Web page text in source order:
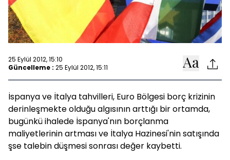
25 Eylül 2012, 15:10
Güncelleme : 25 Eylül 2012, 15:11
İspanya ve İtalya tahvilleri, Euro Bölgesi borç krizinin
derinleşmekte olduğu algısının arttığı bir ortamda,
bugünkü ihalede İspanya'nın borçlanma
maliyetlerinin artması ve İtalya Hazinesi'nin satışında
şse talebin düşmesi sonrası değer kaybetti.